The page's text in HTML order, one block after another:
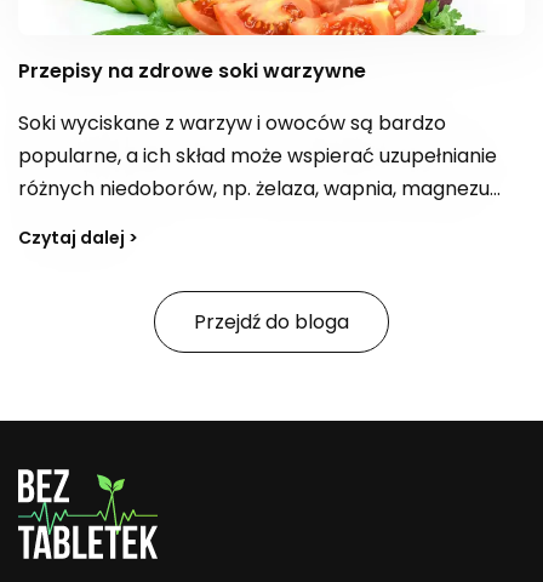
Przepisy na zdrowe soki warzywne
Soki wyciskane z warzyw i owoców są bardzo
popularne, a ich skład może wspierać uzupełnianie
różnych niedoborów, np. żelaza, wapnia, magnezu
zależności od kompozycji bywają postrzegane jako
„bomba witaminowa” z witaminami z grupy B,
witaminą E i C. Jak tworzyć przepisy na smaczne,
zdrowe soki i na co zwracać uwagę, jeśli celem jest
toksyn?
Czytaj dalej >
Przejdź do bloga